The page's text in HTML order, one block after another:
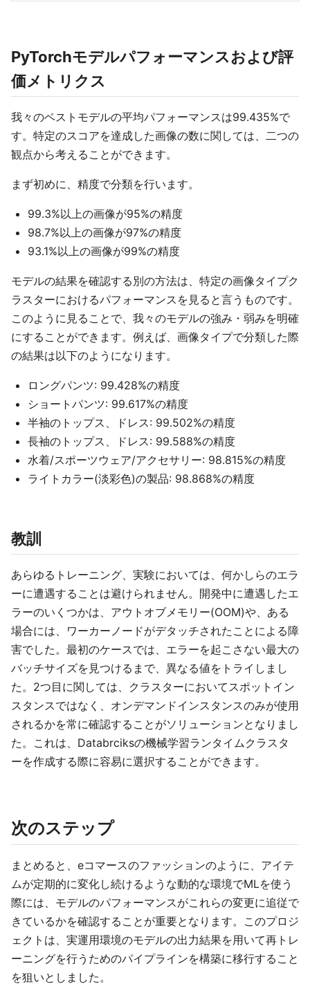
PyTorchモデルパフォーマンスおよび評
価メトリクス
我々のベストモデルの平均パフォーマンスは99.435%で
す。特定のスコアを達成した画像の数に関しては、二つの
観点から考えることができます。
まず初めに、精度で分類を行います。
99.3%以上の画像が95%の精度
98.7%以上の画像が97%の精度
93.1%以上の画像が99%の精度
モデルの結果を確認する別の方法は、特定の画像タイプク
ラスターにおけるパフォーマンスを見ると言うものです。
このように見ることで、我々のモデルの強み・弱みを明確
にすることができます。例えば、画像タイプで分類した際
の結果は以下のようになります。
ロングパンツ: 99.428%の精度
ショートパンツ: 99.617%の精度
半袖のトップス、ドレス: 99.502%の精度
長袖のトップス、ドレス: 99.588%の精度
水着/スポーツウェア/アクセサリー: 98.815%の精度
ライトカラー(淡彩色)の製品: 98.868%の精度
教訓
あらゆるトレーニング、実験においては、何かしらのエラ
ーに遭遇することは避けられません。開発中に遭遇したエ
ラーのいくつかは、アウトオブメモリー(OOM)や、ある
場合には、ワーカーノードがデタッチされたことによる障
害でした。最初のケースでは、エラーを起こさない最大の
バッチサイズを見つけるまで、異なる値をトライしまし
た。2つ目に関しては、クラスターにおいてスポットイン
スタンスではなく、オンデマンドインスタンスのみが使用
されるかを常に確認することがソリューションとなりまし
た。これは、Databrciksの機械学習ランタイムクラスタ
ーを作成する際に容易に選択することができます。
次のステップ
まとめると、eコマースのファッションのように、アイテ
ムが定期的に変化し続けるような動的な環境でMLを使う
際には、モデルのパフォーマンスがこれらの変更に追従で
きているかを確認することが重要となります。このプロジ
ェクトは、実運用環境のモデルの出力結果を用いて再トレ
ーニングを行うためのパイプラインを構築に移行すること
を狙いとしました。